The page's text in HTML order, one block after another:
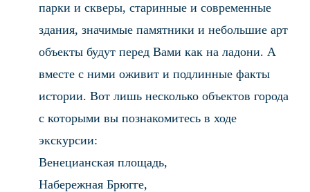
парки и скверы, старинные и современные
здания, значимые памятники и небольшие арт
объекты будут перед Вами как на ладони. А
вместе с ними оживит и подлинные факты
истории. Вот лишь несколько объектов города
с которыми вы познакомитесь в ходе
экскурсии:
Венецианская площадь,
Набережная Брюгге,